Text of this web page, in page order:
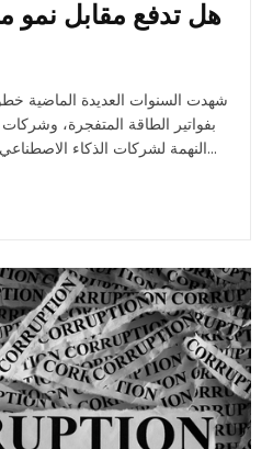
هل تدفع مقابل نمو
شهدت السنوات العديدة الماضية
بفواتير الطاقة المتفجرة،
النهمة لشركات الذكاء الاصطناعي الكبرى للحصول على المزيد...